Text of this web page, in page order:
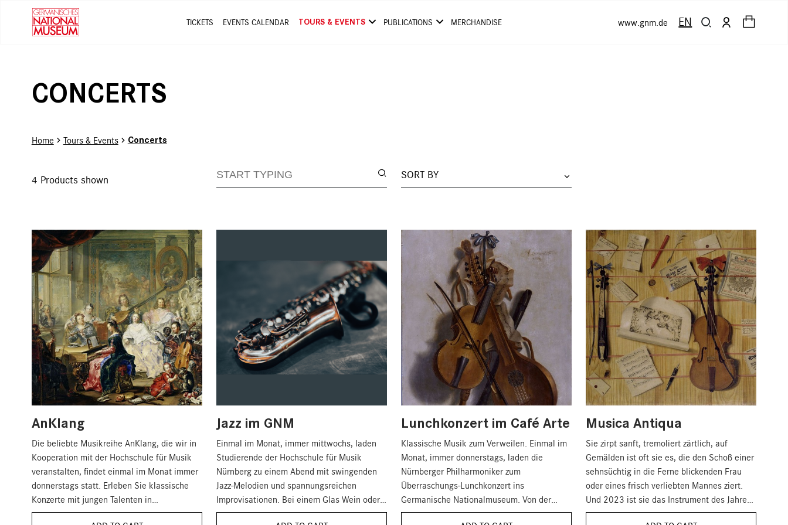
www.gnm.de EN
TICKETS EVENTS CALENDAR TOURS & EVENTS PUBLICATIONS MERCHANDISE
CONCERTS
Home Tours & Events Concerts
4 Products shown SORT BY
AnKlang
Die beliebte Musikreihe AnKlang, die wir in
Kooperation mit der Hochschule für Musik
veranstalten, findet einmal im Monat immer
donnerstags statt. Erleben Sie klassische
Konzerte mit jungen Talenten in
konzentrierter Atmosphäre. Beginn ist
Jazz im GNM
Einmal im Monat, immer mittwochs, laden
Studierende der Hochschule für Musik
Nürnberg zu einem Abend mit swingenden
Jazz-Melodien und spannungsreichen
Improvisationen. Bei einem Glas Wein oder
Bier fügt sich all dies im Café Arte zu einem
Lunchkonzert im Café Arte
Klassische Musik zum Verweilen. Einmal im
Monat, immer donnerstags, laden die
Nürnberger Philharmoniker zum
Überraschungs-Lunchkonzert ins
Germanische Nationalmuseum. Von der
Kammermusik über kleine Orchesterwerke
Musica Antiqua
Sie zirpt sanft, tremoliert zärtlich, auf
Gemälden ist oft sie es, die den Schoß einer
sehnsüchtig in die Ferne blickenden Frau
oder eines frisch verliebten Mannes ziert.
Und 2023 ist sie das Instrument des Jahres:
die Mandoline. Zeit also, das Zupfinstrument